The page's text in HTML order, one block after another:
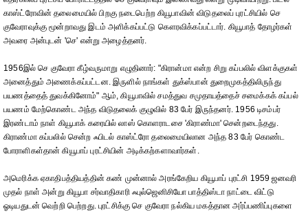
காஸ்ட்ரோவின் தலைமையில் பிறகு நடைபெற்ற கியூபாவின் விடுதலைப் புரட்சியில் செ
குவேராவுக்கு மூன்றாவது இடம் அளிக்கப்பட்டு கௌரவிக்கப்பட்டார். கியூபாத் தோழர்கள்
அவரை அன்புடன் 'செ' என்று அழைத்தனர்.
1956இல் செ குவேரா கீழ்வருமாறு எழுதினார்: "கிரான்மா என்ற சிறு கப்பலில் விளக்குகள்
அனைத்தும் அணைக்கப்பட்டன. இருளில் நாங்கள் துக்ஸ்பான் துறைமுகத்திலிருந்து
பயணத்தைத் துவக்கினோம்" ஆம், கியூபாவில் சமத்துவ சமுதாயத்தைச் சமைக்கக் கப்பல்
பயணம் மேற்கொண்ட அந்த விடுதலைக் குழுவில் 83 பேர் இருந்தனர். 1956 டிசம்பர்
இரண்டாம் நாள் கியூபாக் கரையில் லாஸ் கொளராடசை 'கிராண்மா' சென்றடைந்தது.
கிராண்மா கப்பலில் சென்ற ஃபிடல் காஸ்ட்ரோ தலைமையிலான அந்த 83 பேர் கொண்ட
போராளிகள்தான் கியூபாப் புரட்சியின் அடிக்கற்களாவார்கள்.
அமெரிக்க ஏகாதிபத்தியத்தின் கண் முன்னால் அரங்கேறிய கியூபாப் புரட்சி 1959 ஜனவரி
முதல் நாள் அன்று கியூபா சர்வாதிகாரி ஃபுல்ஜெனிசியோ பாத்திஸ்டா நாட்டை விட்டு
ஓடியதுடன் வெற்றி பெற்றது. புரட்சிக்கு செ குவேரா நல்கிய மகத்தான அர்ப்பணிப்புகளை